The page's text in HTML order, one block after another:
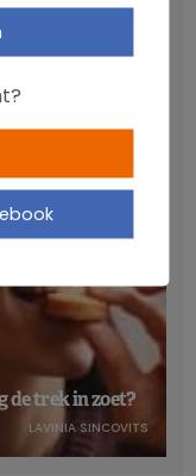
de trek in zoet?
LAVINIA SINCOVITS